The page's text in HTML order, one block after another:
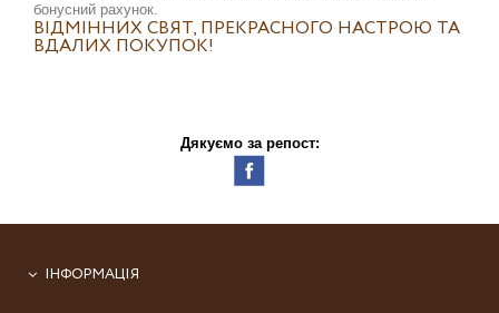
бонусний рахунок.
ВІДМІННИХ СВЯТ, ПРЕКРАСНОГО НАСТРОЮ ТА
ВДАЛИХ ПОКУПОК!
Дякуємо за репост:
ІНФОРМАЦІЯ